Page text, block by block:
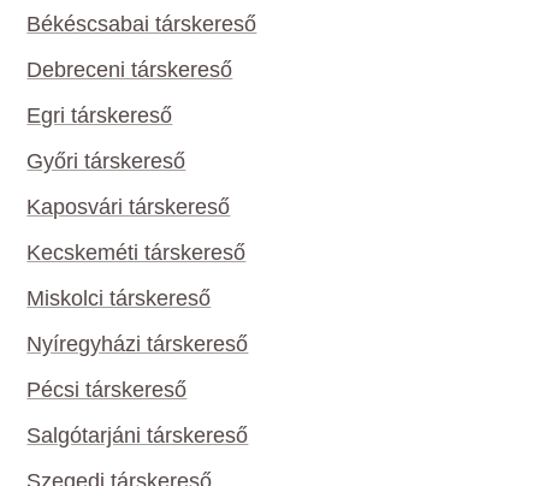
Békéscsabai társkereső
Debreceni társkereső
Egri társkereső
Győri társkereső
Kaposvári társkereső
Kecskeméti társkereső
Miskolci társkereső
Nyíregyházi társkereső
Pécsi társkereső
Salgótarjáni társkereső
Szegedi társkereső